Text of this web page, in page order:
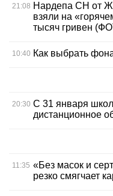
21:08 Нардепа СН от
взяли на
тысяч гривен
10:40 Как выбрать
20:30 С 31 января
дистанционное
11:35 «Без масок и
резко смягчает